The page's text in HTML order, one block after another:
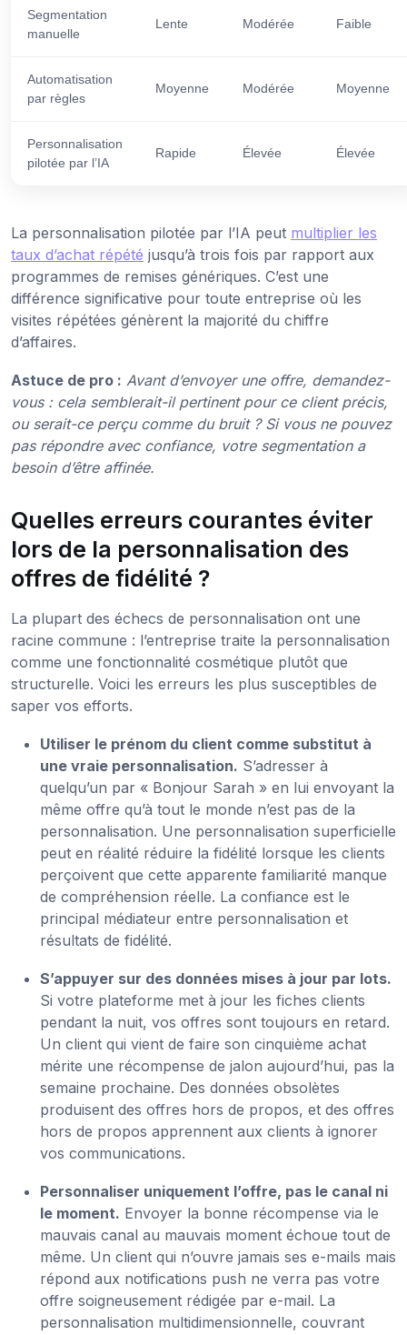
Segmentation
manuelle
Lente Modérée Faible
Automatisation
par règles
Moyenne Modérée Moyenne
Personnalisation
pilotée par l’IA
Rapide Élevée Élevée
La personnalisation pilotée par l’IA peut multiplier les
taux d’achat répété jusqu’à trois fois par rapport aux
programmes de remises génériques. C’est une
différence significative pour toute entreprise où les
visites répétées génèrent la majorité du chiffre
d’affaires.
Astuce de pro : Avant d’envoyer une offre, demandez-
vous : cela semblerait-il pertinent pour ce client précis,
ou serait-ce perçu comme du bruit ? Si vous ne pouvez
pas répondre avec confiance, votre segmentation a
besoin d’être affinée.
Quelles erreurs courantes éviter
lors de la personnalisation des
offres de fidélité ?
La plupart des échecs de personnalisation ont une
racine commune : l’entreprise traite la personnalisation
comme une fonctionnalité cosmétique plutôt que
structurelle. Voici les erreurs les plus susceptibles de
saper vos efforts.
Utiliser le prénom du client comme substitut à
une vraie personnalisation. S’adresser à
quelqu’un par « Bonjour Sarah » en lui envoyant la
même offre qu’à tout le monde n’est pas de la
personnalisation. Une personnalisation superficielle
peut en réalité réduire la fidélité lorsque les clients
perçoivent que cette apparente familiarité manque
de compréhension réelle. La confiance est le
principal médiateur entre personnalisation et
résultats de fidélité.
S’appuyer sur des données mises à jour par lots.
Si votre plateforme met à jour les fiches clients
pendant la nuit, vos offres sont toujours en retard.
Un client qui vient de faire son cinquième achat
mérite une récompense de jalon aujourd’hui, pas la
semaine prochaine. Des données obsolètes
produisent des offres hors de propos, et des offres
hors de propos apprennent aux clients à ignorer
vos communications.
Personnaliser uniquement l’offre, pas le canal ni
le moment. Envoyer la bonne récompense via le
mauvais canal au mauvais moment échoue tout de
même. Un client qui n’ouvre jamais ses e-mails mais
répond aux notifications push ne verra pas votre
offre soigneusement rédigée par e-mail. La
personnalisation multidimensionnelle, couvrant